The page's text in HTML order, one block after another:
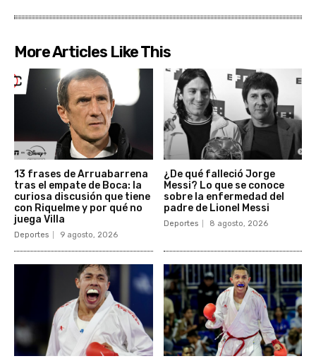
More Articles Like This
13 frases de Arruabarrena
tras el empate de Boca: la
curiosa discusión que tiene
con Riquelme y por qué no
juega Villa
Deportes 9 agosto, 2026
¿De qué falleció Jorge
Messi? Lo que se conoce
sobre la enfermedad del
padre de Lionel Messi
Deportes 8 agosto, 2026